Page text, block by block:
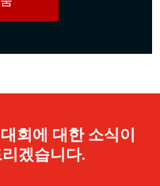
회에 대한 소식이
겠습니다.